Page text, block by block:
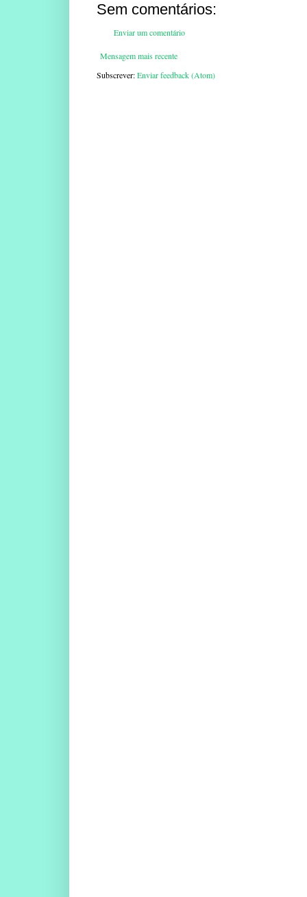
Sem comentários:
Enviar um comentário
Mensagem mais recente
Subscrever:Enviar feedback (Atom)